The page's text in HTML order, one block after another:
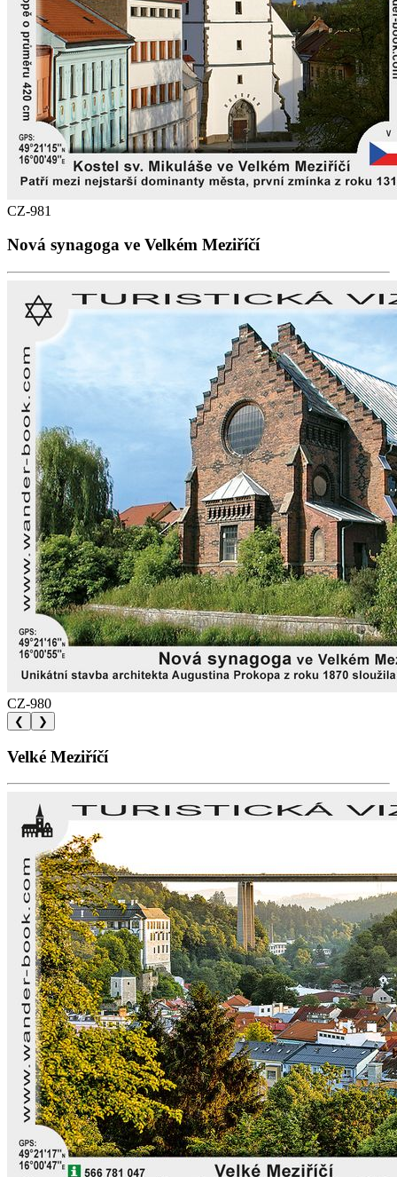
CZ-981
Nová synagoga ve Velkém Meziříčí
CZ-980
❮ ❯
Velké Meziříčí